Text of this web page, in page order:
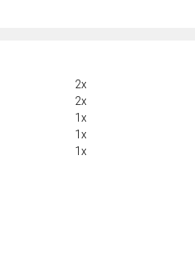
2x
2x
1x
1x
1x